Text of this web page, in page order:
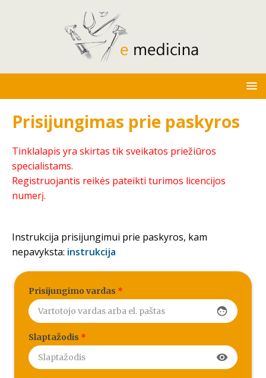
Prisijungimas prie paskyros
Tinklalapis yra skirtas tik sveikatos priežiūros
specialistams.
Registruojantis reikės pateikti turimos licencijos
numerį.
Instrukcija prisijungimui prie paskyros, kam
nepavyksta: instrukcija
Prisijungimo vardas *
face
Slaptažodis *
visibility